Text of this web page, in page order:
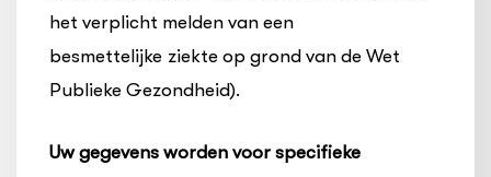
het verplicht melden van een
besmettelijke ziekte op grond van de Wet
Publieke Gezondheid).
Uw gegevens worden voor specifieke